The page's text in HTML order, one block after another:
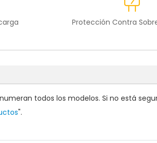
Protección Contra
todos los modelos. Si no está
".